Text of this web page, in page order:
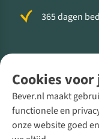
Cookies
Bever.nl maakt
functionele en
onze website goed
365 dagen
Direct advies